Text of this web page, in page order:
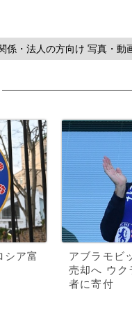
係・法人の方向け 写真・動
シア富
アブラモビ
売却へ ウク
者に寄付